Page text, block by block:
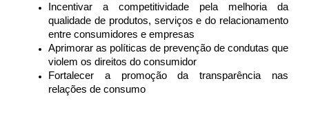
Incentivar a competitividade pela melhoria da
qualidade de produtos, serviços e do relacionamento
entre consumidores e empresas
Aprimorar as políticas de prevenção de condutas que
violem os direitos do consumidor
Fortalecer a promoção da transparência nas
relações de consumo